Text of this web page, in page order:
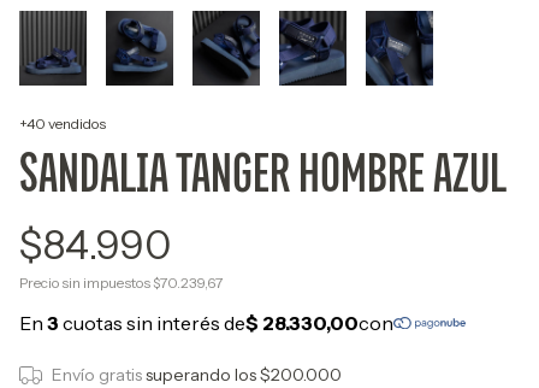
+40 vendidos
SANDALIA TANGER HOMBRE AZUL
$84.990
Precio sin impuestos $70.239,67
Envío gratissuperando los$200.000